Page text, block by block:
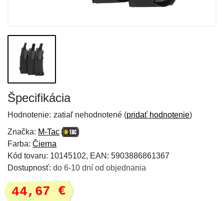
Špecifikácia
Hodnotenie: zatiaľ nehodnotené (pridať hodnotenie)
Značka: M-Tac
Farba: Čierna
Kód tovaru: 10145102, EAN: 5903886861367
Dostupnosť: do 6-10 dní od objednania
44,67 €